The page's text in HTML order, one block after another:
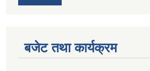
बजेट तथा कार्यक्रम